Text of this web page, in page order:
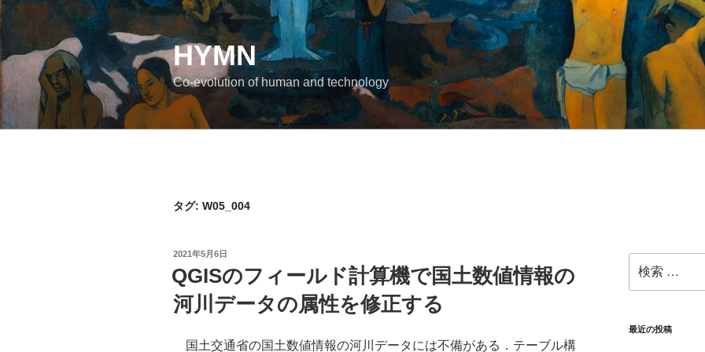
コ
ン
テ
ン
ツ
へ
ス
HYMN
Co-evolution of human and technology
タグ: W05_004
投
日:
2021年5月6日
QGISのフィールド計算機で国土数値情報の
河川データの属性を修正する
国土交通省の国土数値情報の河川データには不備がある．テーブル構
索:
最近の投稿